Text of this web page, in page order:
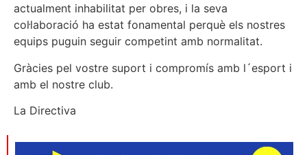
actualment inhabilitat per obres, i la seva
col·laboració ha estat fonamental perquè els nostres
equips puguin seguir competint amb normalitat.
Gràcies pel vostre suport i compromís amb l´esport i
amb el nostre club.
La Directiva